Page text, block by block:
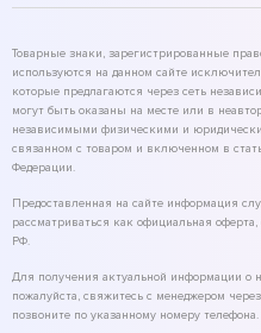
Товарные знаки, зарегистрированные
используются на данном сайте
которые предлагаются через сеть
могут быть оказаны на месте или в
независимыми физическими и
связанном с товаром и включенном в
Федерации.
Предоставленная на сайте информация
рассматриваться как официальная
РФ.
Для получения актуальной информации о
пожалуйста, свяжитесь с менеджером
позвоните по указанному номеру телефона.